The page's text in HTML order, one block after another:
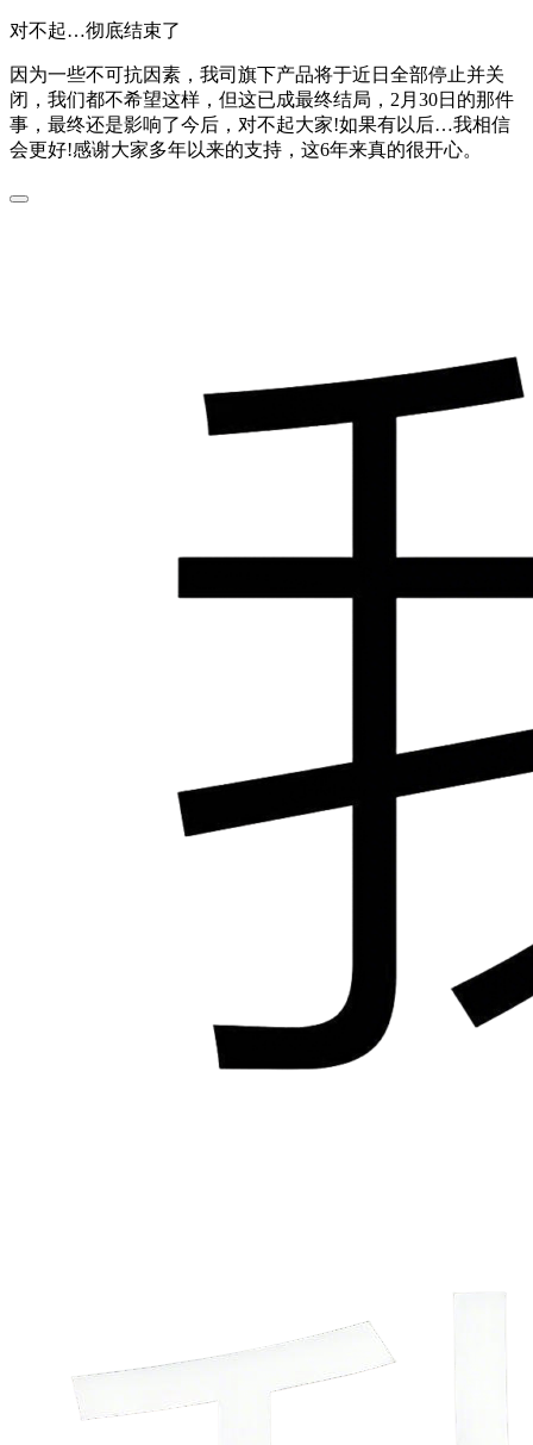
对不起…彻底结束了
因为一些不可抗因素，我司旗下产品将于近日全部停止并关
闭，我们都不希望这样，但这已成最终结局，2月30日的那件
事，最终还是影响了今后，对不起大家!如果有以后…我相信
会更好!感谢大家多年以来的支持，这6年来真的很开心。